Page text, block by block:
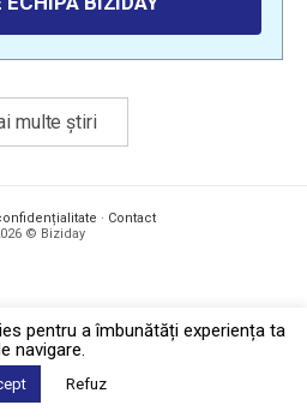
multe știri
· Contact
© Biziday
pentru a îmbunătăți experiența ta
navigare.
Refuz